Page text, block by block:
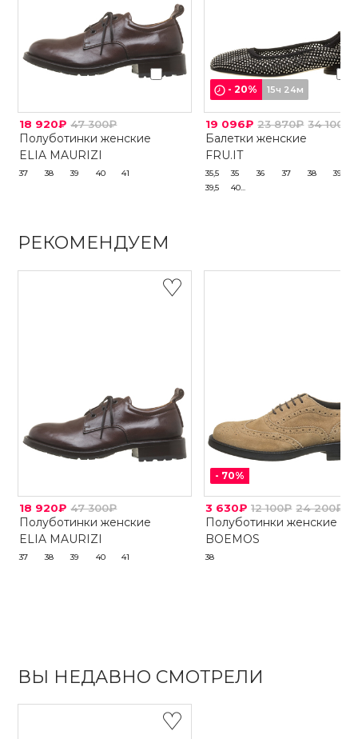
18 920₽ 47 300₽
Полуботинки женские
ELIA MAURIZI
37 38 39 40 41
-20% 15ч 24м
19 096₽ 23 870₽ 34 100₽
Балетки женские
FRU.IT
35,5 35 36 37 38
39
39,5
40...
РЕКОМЕНДУЕМ
18 920₽ 47 300₽
Полуботинки женские
ELIA MAURIZI
37 38 39 40 41
- 70%
3 630₽ 12 100₽ 24 200₽
Полуботинки женские
BOEMOS
38
ВЫ НЕДАВНО СМОТРЕЛИ